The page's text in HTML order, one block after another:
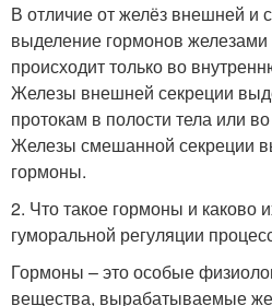
В отличие от желёз внешней и
выделение гормонов железами
происходит только во
Железы внешней секреции
протокам в полости тела или
Железы смешанной секреции
гормоны.
2. Что такое гормоны и каково
гуморальной регуляции
Гормоны – это особые
вещества, вырабатываемые